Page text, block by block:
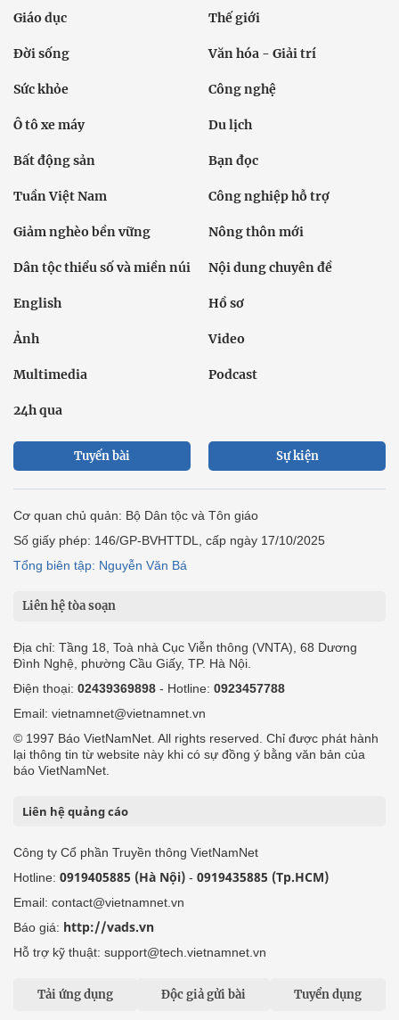
Giáo dục Thế giới
Đời sống Văn hóa - Giải trí
Sức khỏe Công nghệ
Ô tô xe máy Du lịch
Bất động sản Bạn đọc
Tuần Việt Nam Công nghiệp hỗ trợ
Giảm nghèo bền vững Nông thôn mới
Dân tộc thiểu số và miền núi Nội dung chuyên đề
English Hồ sơ
Ảnh Video
Multimedia Podcast
24h qua
Tuyến bài Sự kiện
Cơ quan chủ quản: Bộ Dân tộc và Tôn giáo
Số giấy phép: 146/GP-BVHTTDL, cấp ngày 17/10/2025
Tổng biên tập: Nguyễn Văn Bá
Liên hệ tòa soạn
Địa chỉ: Tầng 18, Toà nhà Cục Viễn thông (VNTA), 68 Dương
Đình Nghệ, phường Cầu Giấy, TP. Hà Nội.
Điện thoại: 02439369898 - Hotline: 0923457788
Email: vietnamnet@vietnamnet.vn
© 1997 Báo VietNamNet. All rights reserved. Chỉ được phát hành
lại thông tin từ website này khi có sự đồng ý bằng văn bản của
báo VietNamNet.
Liên hệ quảng cáo
Công ty Cổ phần Truyền thông VietNamNet
Hotline: 0919405885 (Hà Nội) - 0919435885 (Tp.HCM)
Email: contact@vietnamnet.vn
Báo giá: http://vads.vn
Hỗ trợ kỹ thuật: support@tech.vietnamnet.vn
Tải ứng dụng Độc giả gửi bài Tuyển dụng